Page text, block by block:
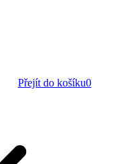
Přejít do košíku0